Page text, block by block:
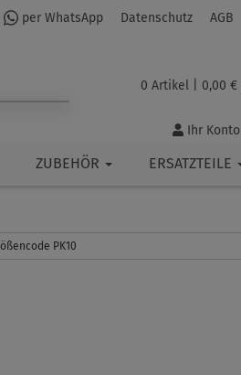
per WhatsApp Datenschutz AGB
0 Artikel | 0,00 €
Ihr Konto
ZUBEHÖR ERSATZTEILE
PK10